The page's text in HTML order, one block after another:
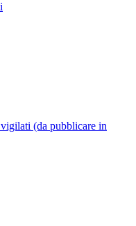
(da pubblicare in